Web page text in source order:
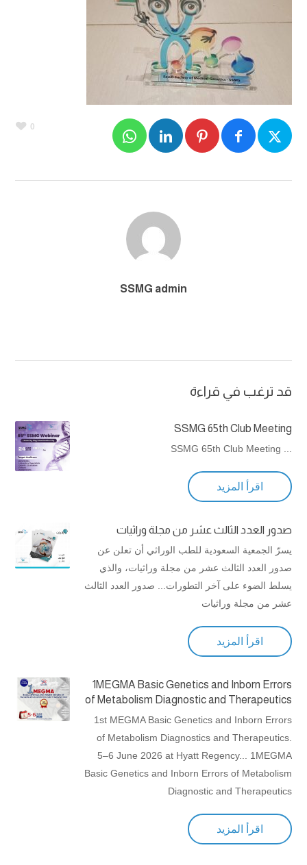
0
SSMG admin
قد ترغب في قراءة
SSMG 65th Club Meeting
اقرأ المزيد
صدور العدد الثالث عشر من مجلة وراثيات
يسرّ الجمعية السعودية للطب الوراثي أن تعلن عن
صدور العدد الثالث عشر من مجلة وراثيات، والذي
يسلط الضوء على آخر التطورات... صدور العدد الثالث
عشر من مجلة وراثيات
اقرأ المزيد
1MEGMA Basic Genetics and Inborn Errors
of Metabolism Diagnostic and Therapeutics
1st MEGMA Basic Genetics and Inborn Errors
of Metabolism Diagnostics and Therapeutics.
5–6 June 2026 at Hyatt Regency... 1MEGMA
Basic Genetics and Inborn Errors of Metabolism
Diagnostic and Therapeutics
اقرأ المزيد